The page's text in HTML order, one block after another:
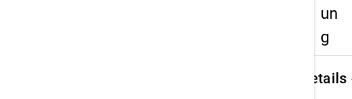
un
g
Details